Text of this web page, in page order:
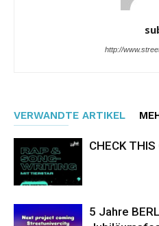
http://
VERWANDTE ARTIKEL
CHECK THIS
5 Jahre